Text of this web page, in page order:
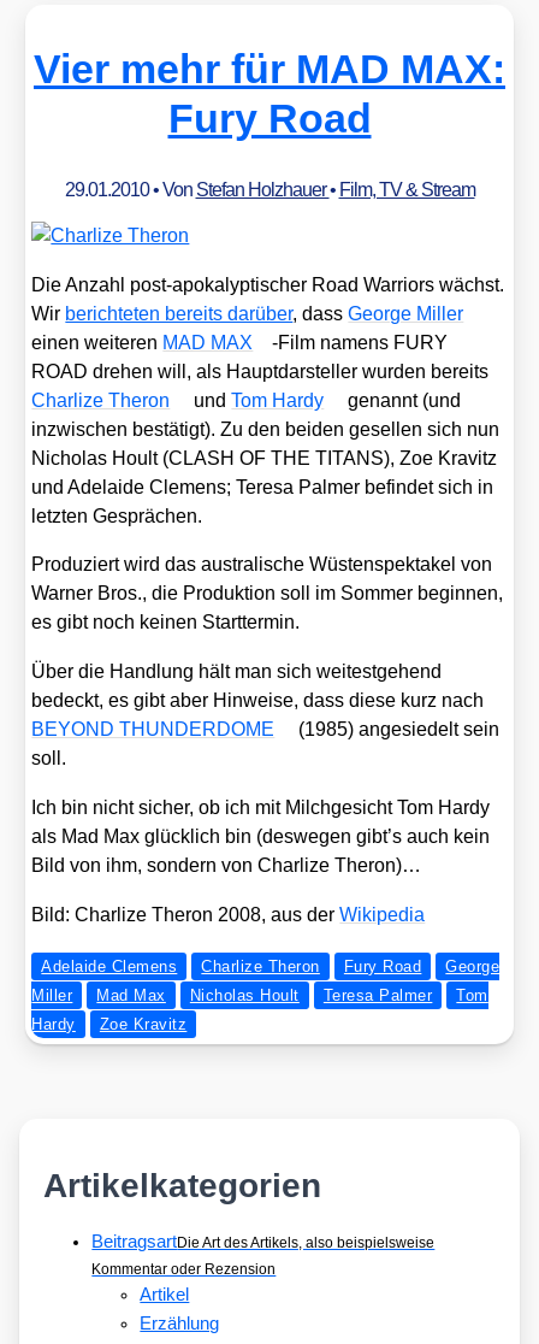
Vier mehr für MAD MAX:
Fury Road
29.01.2010• Von Stefan Holzhauer• Film, TV & Stream
Die Anzahl post-apo­ka­lyp­ti­scher Road War­ri­ors wächst.
Wir berich­te­ten bereits dar­über, dassGeor­ge Mil­ler
einen wei­te­ren MAD MAX
-Film namens FURY
ROAD dre­hen will, als Haupt­dar­stel­ler wur­den bereits
Char­li­ze The­ron
undTom Har­dy
genannt (und
inzwi­schen bestä­tigt). Zu den bei­den gesel­len sich nun
Nicho­las Hoult (CLASH OF THE TITANS), Zoe Kra­vitz
und Ade­lai­de Cle­mens; Tere­sa Pal­mer befin­det sich in
letz­ten Gesprä­chen.
Pro­du­ziert wird das aus­tra­li­sche Wüs­ten­spek­ta­kel von
War­ner Bros., die Pro­duk­ti­on soll im Som­mer begin­nen,
es gibt noch kei­nen Start­ter­min.
Über die Hand­lung hält man sich wei­test­ge­hend
bedeckt, es gibt aber Hin­wei­se, dass die­se kurz nach
BEYOND THUNDERDOME
(1985) ange­sie­delt sein
soll.
Ich bin nicht sicher, ob ich mit Milch­ge­sicht Tom Har­dy
als Mad Max glück­lich bin (des­we­gen gibt’s auch kein
Bild von ihm, son­dern von Char­li­ze The­ron)…
Bild: Char­li­ze The­ron 2008, aus derWiki­pe­dia
Adelaide Clemens Charlize Theron Fury Road
George
Miller
Mad Max Nicholas Hoult Teresa Palmer
Tom
Hardy
Zoe Kravitz
Artikelkategorien
BeitragsartDie Art des Artikels, also beispielsweise
Kommentar oder Rezension
Artikel
Erzählung